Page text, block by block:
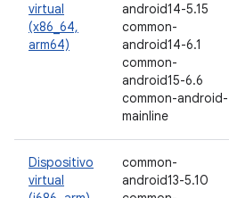
virtual
(x86_64,
arm64)
android14-5.15
common-
android14-6.1
common-
android15-6.6
common-android-
mainline
Dispositivo
virtual
common-
android13-5.10